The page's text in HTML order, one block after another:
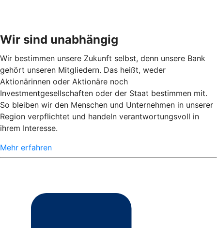
Wir sind unabhängig
Wir bestimmen unsere Zukunft selbst, denn unsere Bank
gehört unseren Mitgliedern. Das heißt, weder
Aktionärinnen oder Aktionäre noch
Investmentgesellschaften oder der Staat bestimmen mit.
So bleiben wir den Menschen und Unternehmen in unserer
Region verpflichtet und handeln verantwortungsvoll in
ihrem Interesse.
Mehr erfahren